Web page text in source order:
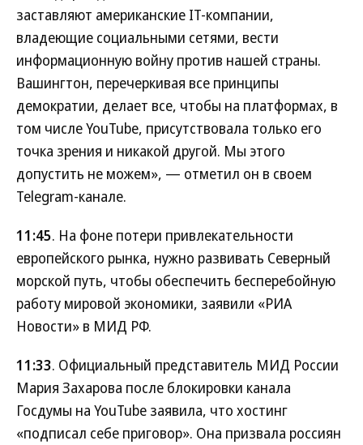
заставляют американские IT-компании,
владеющие социальными сетями, вести
информационную войну против нашей страны.
Вашингтон, перечеркивая все принципы
демократии, делает все, чтобы на платформах, в
том числе YouTube, присутствовала только его
точка зрения и никакой другой. Мы этого
допустить не можем», — отметил он в своем
Telegram-канале.
11:45. На фоне потери привлекательности
европейского рынка, нужно развивать Северный
морской путь, чтобы обеспечить бесперебойную
работу мировой экономики, заявили «РИА
Новости» в МИД РФ.
11:33. Официальный представитель МИД России
Мария Захарова после блокировки канала
Госдумы на YouTube заявила, что хостинг
«подписал себе приговор». Она призвала россиян